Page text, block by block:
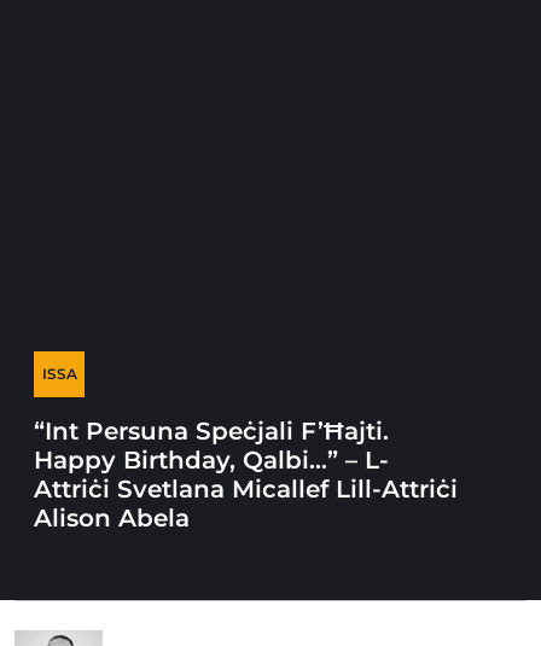
ISSA
“Int Persuna Speċjali F’Ħajti.
Happy Birthday, Qalbi…” – L-
Attriċi Svetlana Micallef Lill-Attriċi
Alison Abela